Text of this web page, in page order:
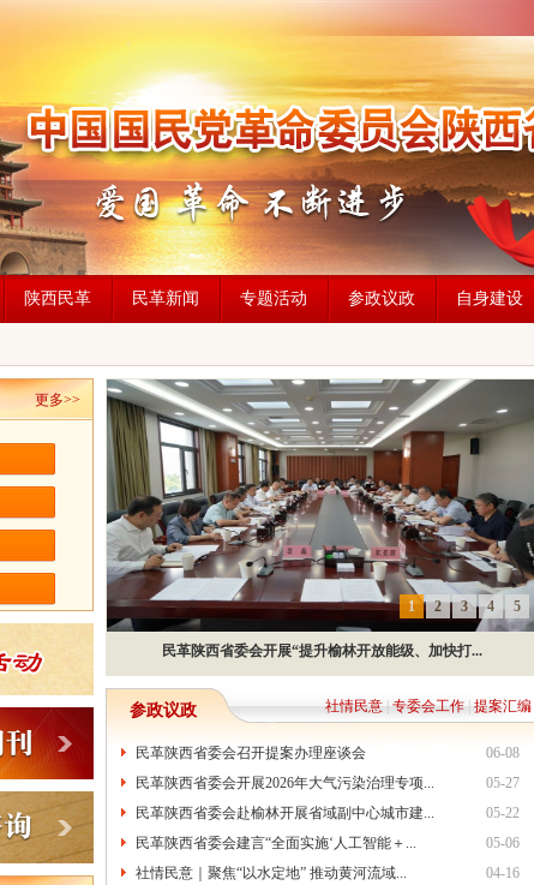
陕西民革 民革新闻 专题活动 参政议政 自身建设
更多>>
5
4
3
2
1
民革陕西省委会开展“提升榆林开放能级、加快打...
参政议政 社情民意|专委会工作 提案汇编
民革陕西省委会召开提案办理座谈会
06-08
民革陕西省委会开展2026年大气污染治理专项...
05-27
民革陕西省委会赴榆林开展省域副中心城市建...
05-22
民革陕西省委会建言“全面实施‘人工智能＋...
05-06
社情民意｜聚焦“以水定地” 推动黄河流域...
04-16